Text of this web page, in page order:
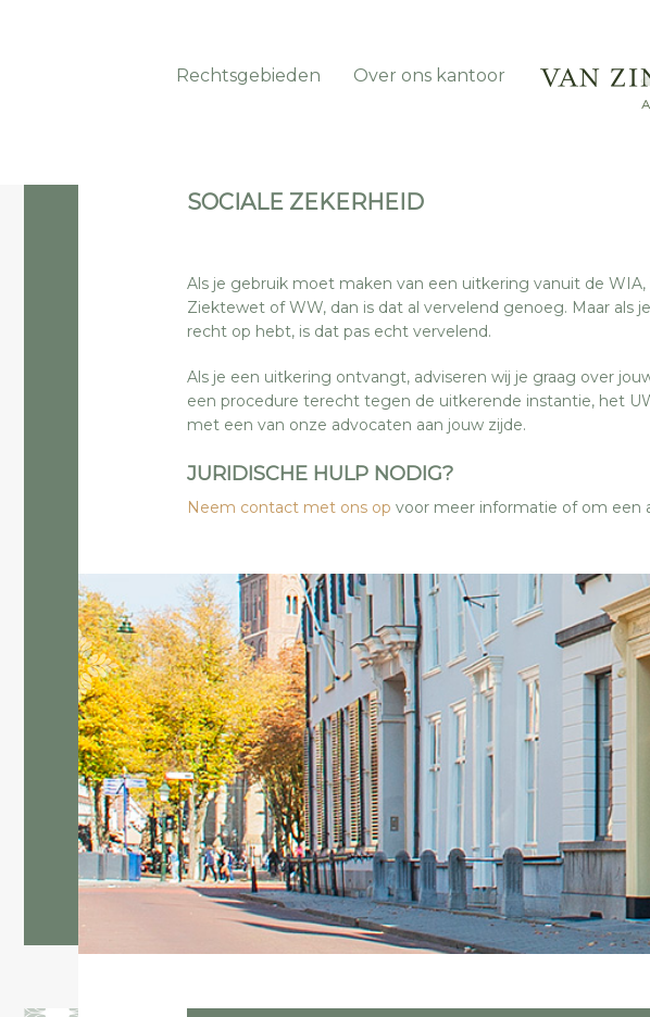
Rechtsgebieden Over ons kantoor
SOCIALE ZEKERHEID
Als je gebruik moet maken van een uitkering vanuit de WIA,
Ziektewet of WW, dan is dat al vervelend genoeg. Maar als
recht op hebt, is dat pas echt vervelend.
Als je een uitkering ontvangt, adviseren wij je graag over
een procedure terecht tegen de uitkerende instantie, het
met een van onze advocaten aan jouw zijde.
JURIDISCHE HULP NODIG?
Neem contact met ons op voor meer informatie of om een